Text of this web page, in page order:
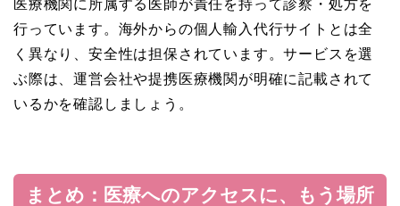
医療機関に所属する医師が責任を持って診察・処方を
行っています。海外からの個人輸入代行サイトとは全
く異なり、安全性は担保されています。サービスを選
ぶ際は、運営会社や提携医療機関が明確に記載されて
いるかを確認しましょう。
まとめ：医療へのアクセスに、もう場所